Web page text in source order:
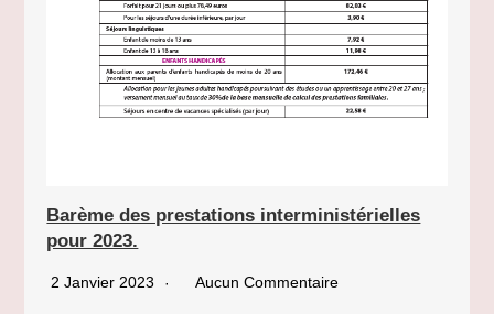
Barème des prestations interministérielles
pour 2023.
2 Janvier 2023 Aucun Commentaire